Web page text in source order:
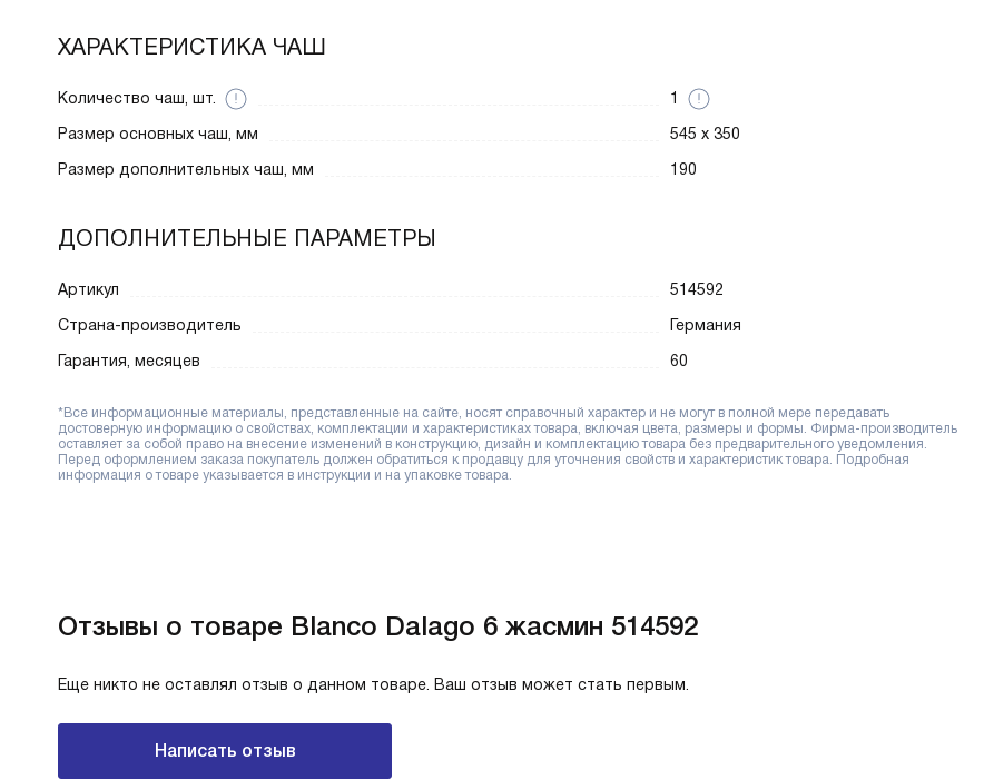
ХАРАКТЕРИСТИКА ЧАШ
Количество чаш, шт.
1
Размер основных чаш, мм
545 x 350
Размер дополнительных чаш, мм
190
ДОПОЛНИТЕЛЬНЫЕ ПАРАМЕТРЫ
Артикул
514592
Страна-производитель
Германия
Гарантия, месяцев
60
*Все информационные материалы, представленные на сайте, носят справочный характер и не могут в полной мере передавать
достоверную информацию о свойствах, комплектации и характеристиках товара, включая цвета, размеры и формы. Фирма-производитель
оставляет за собой право на внесение изменений в конструкцию, дизайн и комплектацию товара без предварительного уведомления.
Перед оформлением заказа покупатель должен обратиться к продавцу для уточнения свойств и характеристик товара. Подробная
информация о товаре указывается в инструкции и на упаковке товара.
Отзывы о товаре Blanco Dalago 6 жасмин 514592
Еще никто не оставлял отзыв о данном товаре. Ваш отзыв может стать первым.
Написать отзыв